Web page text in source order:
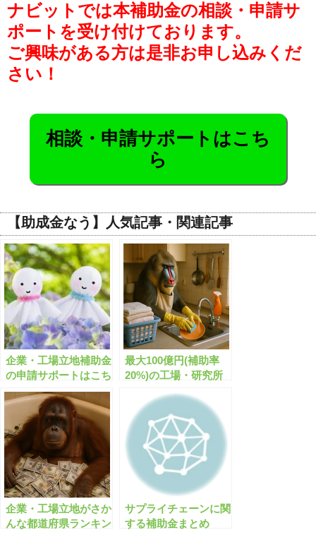
ナビットでは本補助金の相談・申請サ
ポートを受け付けております。
ご興味がある方は是非お申し込みくだ
さい！
相談・申請サポートはこち
ら
【助成金なう】人気記事・関連記事
企業・工場立地補助金
の申請サポートはこち
ら！神奈川/埼玉/愛知/
京都/福岡/福島/広島な
最大100億円(補助率
20%)の工場・研究所
ートはこちら！
企業・工場立地がさか
んな都道府県ランキン
サプライチェーンに関
する補助金まとめ